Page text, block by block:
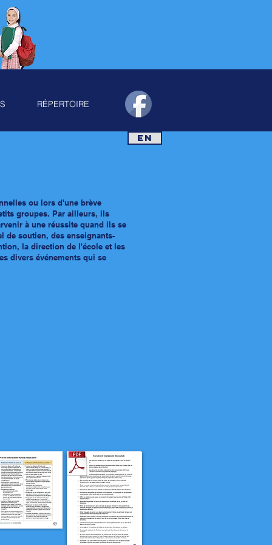
RÉPERTOIRE
EN
ou lors d'une brève
groupes. Par ailleurs, ils
à une réussite quand ils se
de soutien, des enseignants-
la direction de l'école et les
divers événements qui se